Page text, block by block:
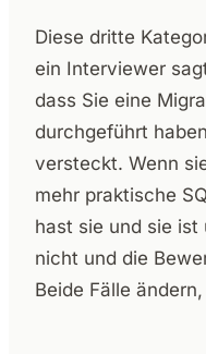
Diese dritte
ein Interviewer
dass Sie eine
durchgeführt
versteckt. Wenn
mehr praktische
hast sie und sie ist
nicht und die
Beide Fälle